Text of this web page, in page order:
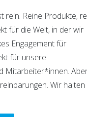
rein. Reine Produkte,
für die Welt, in der wir
Engagement für
für unsere
Mitarbeiter*innen.
Wir halten